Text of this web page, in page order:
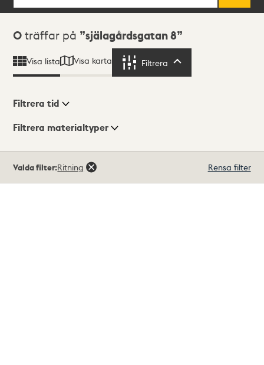
Sökresultat
0 träffar på själagårdsgatan 8
Visa lista Visa karta Filtrera
Visningsläge
Filtrera tid
Filtrera materialtyper
träffar
Valda filter:Ritning Rensa filter